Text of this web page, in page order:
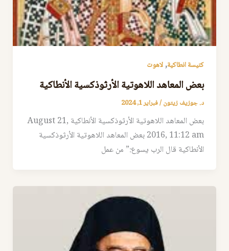
كنيسة انطاكية,لاهوت
بعض المعاهد اللاهوتية الأرثوذكسية الأنطاكية
د. جوزيف زيتون/فبراير 1, 2024
بعض المعاهد اللاهوتية الأرثوذكسية الأنطاكية August 21,
2016, 11:12 am بعض المعاهد اللاهوتية الأرثوذكسية
الأنطاكية قال الرب يسوع:” من عمل